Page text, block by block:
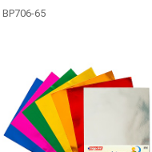
BP706-65